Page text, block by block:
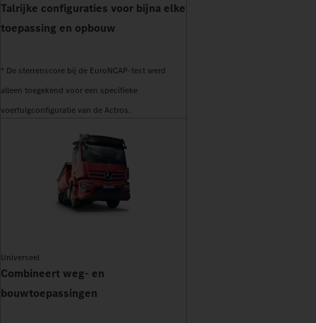
Talrijke configuraties voor bijna elke
toepassing en opbouw
* De sterrenscore bij de EuroNCAP-test werd
alleen toegekend voor een specifieke
voertuigconfiguratie van de Actros.
Universeel
Combineert weg- en
bouwtoepassingen